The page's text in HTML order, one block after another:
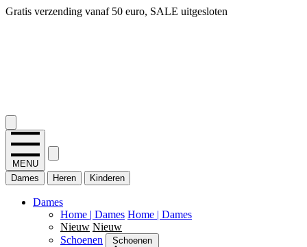
Gratis verzending vanaf 50 euro, SALE uitgesloten
MENU
Dames
Heren Kinderen
Dames
Home | Dames Home | Dames
Nieuw Nieuw
Schoenen
Schoenen